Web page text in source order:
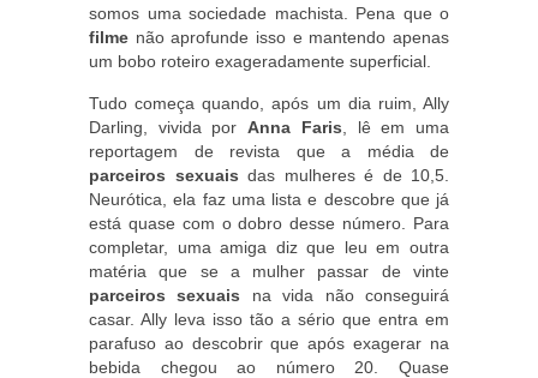
somos uma sociedade machista. Pena que o
filme não aprofunde isso e mantendo apenas
um bobo roteiro exageradamente superficial.
Tudo começa quando, após um dia ruim, Ally
Darling, vivida porAnna Faris , lê em uma
reportagem de revista que a média de
parceiros sexuais das mulheres é de 10,5.
Neurótica, ela faz uma lista e descobre que já
está quase com o dobro desse número. Para
completar, uma amiga diz que leu em outra
matéria que se a mulher passar de vinte
parceiros sexuais na vida não conseguirá
casar. Ally leva isso tão a sério que entra em
parafuso ao descobrir que após exagerar na
bebida chegou ao número 20. Quase